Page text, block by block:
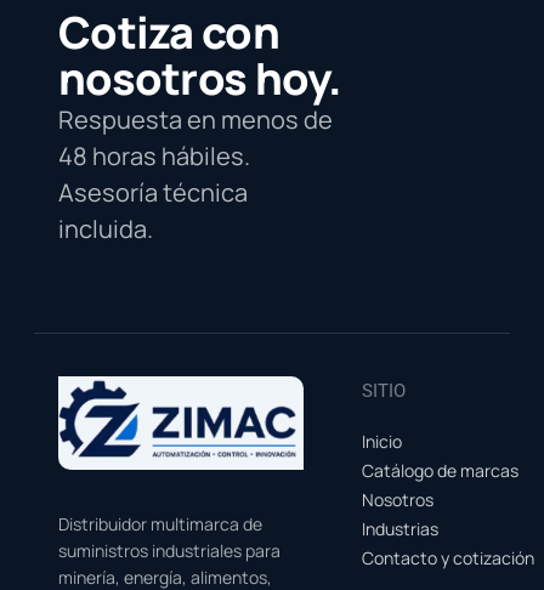
Cotiza con
nosotros hoy.
Respuesta en menos de
48 horas hábiles.
Asesoría técnica
incluida.
Distribuidor multimarca de
suministros industriales para
minería, energía, alimentos,
SITIO
Inicio
Catálogo de marcas
Nosotros
Industrias
Contacto y cotización